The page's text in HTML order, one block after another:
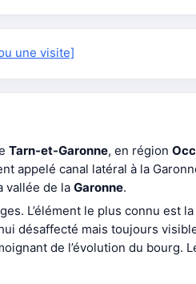
une visite]
Tarn-et-Garonne, en région
appelé canal latéral à la
vallée de la Garonne.
L’élément le plus connu est la
désaffecté mais toujours
de l’évolution du bourg.